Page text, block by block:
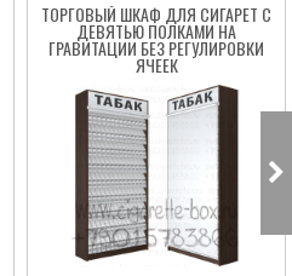
ТОРГОВЫЙ ШКАФ ДЛЯ СИГАРЕТ С
ДЕВЯТЬЮ ПОЛКАМИ НА
ГРАВИТАЦИИ БЕЗ РЕГУЛИРОВКИ
ЯЧЕЕК